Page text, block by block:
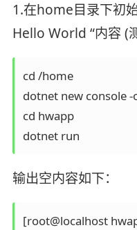
1.在home目录下初
Hello World “内容 (
cd /home
dotnet new console
cd hwapp
dotnet run
输出空内容如下：
[root@localhost